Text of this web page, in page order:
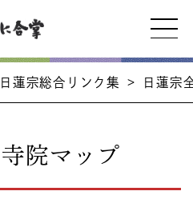
日蓮宗総合リンク集 > 日蓮宗
院マップ